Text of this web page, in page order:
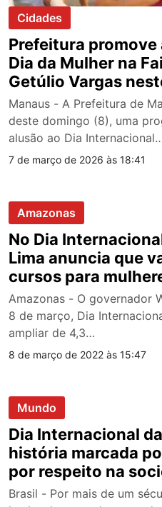
Cidades
Prefeitura promove
Dia da Mulher na
Getúlio Vargas
Manaus - A Prefeitura de
deste domingo (8), uma
alusão ao Dia
7 de março de 2026 às 18:41
Amazonas
No Dia
Lima anuncia que
cursos para
Amazonas - O governador
8 de março, Dia
ampliar de 4,3…
8 de março de 2022 às 15:47
Mundo
Dia Internacional
história marcada
por respeito na
Brasil - Por mais de um